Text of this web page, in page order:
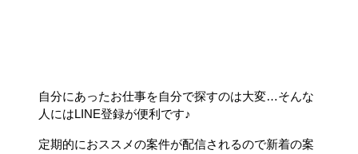
自分にあったお仕事を自分で探すのは大変…そんな
人にはLINE登録が便利です♪
定期的におススメの案件が配信されるので新着の案